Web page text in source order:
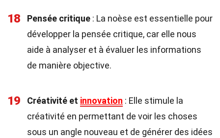
18 Pensée critique : La noèse est essentielle pour
développer la pensée critique, car elle nous
aide à analyser et à évaluer les informations
de manière objective.
19 Créativité et innovation : Elle stimule la
créativité en permettant de voir les choses
sous un angle nouveau et de générer des idées